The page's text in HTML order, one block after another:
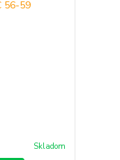
Skladom